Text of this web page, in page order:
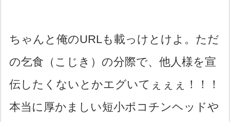
ちゃんと俺のURLも載っけとけよ。ただ
の乞食（こじき）の分際で、他人様を宣
伝したくないとかエグいてぇぇぇ！！！
本当に厚かましい短小ポコチンヘッドや